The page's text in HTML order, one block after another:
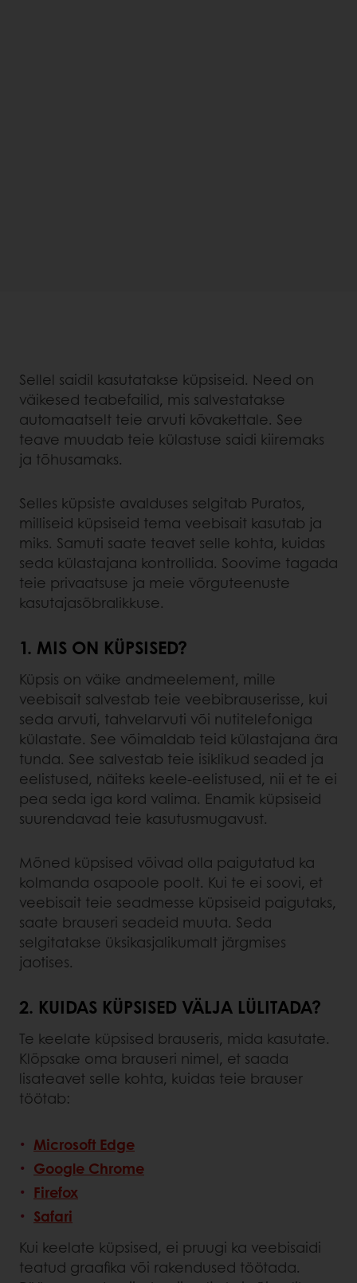
Sellel saidil kasutatakse küpsiseid. Need on
väikesed teabefailid, mis salvestatakse
automaatselt teie arvuti kõvakettale. See
teave muudab teie külastuse saidi kiiremaks
ja tõhusamaks.
Selles küpsiste avalduses selgitab Puratos,
milliseid küpsiseid tema veebisait kasutab ja
miks. Samuti saate teavet selle kohta, kuidas
seda külastajana kontrollida. Soovime tagada
teie privaatsuse ja meie võrguteenuste
kasutajasõbralikkuse.
1. MIS ON KÜPSISED?
Küpsis on väike andmeelement, mille
veebisait salvestab teie veebibrauserisse, kui
seda arvuti, tahvelarvuti või nutitelefoniga
külastate. See võimaldab teid külastajana ära
tunda. See salvestab teie isiklikud seaded ja
eelistused, näiteks keele-eelistused, nii et te ei
pea seda iga kord valima. Enamik küpsiseid
suurendavad teie kasutusmugavust.
Mõned küpsised võivad olla paigutatud ka
kolmanda osapoole poolt. Kui te ei soovi, et
veebisait teie seadmesse küpsiseid paigutaks,
saate brauseri seadeid muuta. Seda
selgitatakse üksikasjalikumalt järgmises
jaotises.
2. KUIDAS KÜPSISED VÄLJA LÜLITADA?
Te keelate küpsised brauseris, mida kasutate.
Klõpsake oma brauseri nimel, et saada
lisateavet selle kohta, kuidas teie brauser
töötab:
Microsoft Edge
Google Chrome
Firefox
Safari
Kui keelate küpsised, ei pruugi ka veebisaidi
teatud graafika või rakendused töötada.